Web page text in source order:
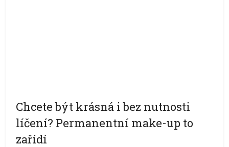
Chcete být krásná i bez nutnosti
líčení? Permanentní make-up to
zařídí